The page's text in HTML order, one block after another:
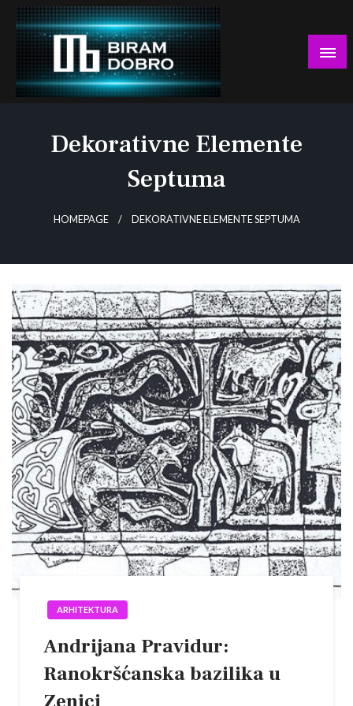
Skip
content
Dekorativne Elemente
Septuma
HOMEPAGE DEKORATIVNE ELEMENTE SEPTUMA
ARHITEKTURA
Andrijana Pravidur:
Ranokrš­ćanska bazilika u